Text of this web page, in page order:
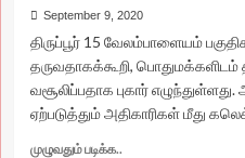
“கோல்மால்”..!
வேட்டையால்
தமிழக
இமேஜ்
“டமால்’!!
September 9, 2020
திருப்பூர் 15 வேலம்பாளையம்
தருவதாகக்கூறி,
வசூலிப்பதாக புகார்
ஏற்படுத்தும் அதிகாரிகள் மீது
முழுவதும் படிக்க..